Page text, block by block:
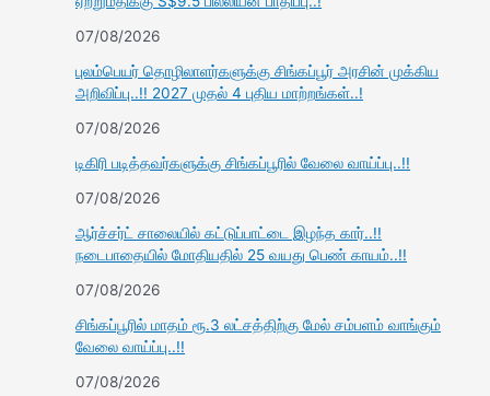
07/08/2026
புலம்பெயர் தொழிலாளர்களுக்கு சிங்கப்பூர் அரசின் முக்கிய
அறிவிப்பு..!! 2027 முதல் 4 புதிய மாற்றங்கள்..!
07/08/2026
டிகிரி படித்தவர்களுக்கு சிங்கப்பூரில் வேலை வாய்ப்பு..!!
07/08/2026
ஆர்ச்சர்ட் சாலையில் கட்டுப்பாட்டை இழந்த கார்..!!
நடைபாதையில் மோதியதில் 25 வயது பெண் காயம்..!!
07/08/2026
சிங்கப்பூரில் மாதம் ரூ.3 லட்சத்திற்கு மேல் சம்பளம் வாங்கும்
வேலை வாய்ப்பு..!!
07/08/2026